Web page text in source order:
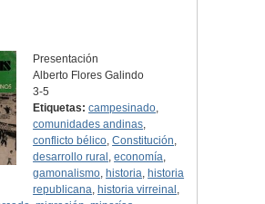
Presentación
Alberto Flores Galindo
3-5
Etiquetas: campesinado,
comunidades andinas,
conflicto bélico,Constitución,
desarrollo rural ,economía,
gamonalismo, historia, historia
republicana, historia virreinal ,